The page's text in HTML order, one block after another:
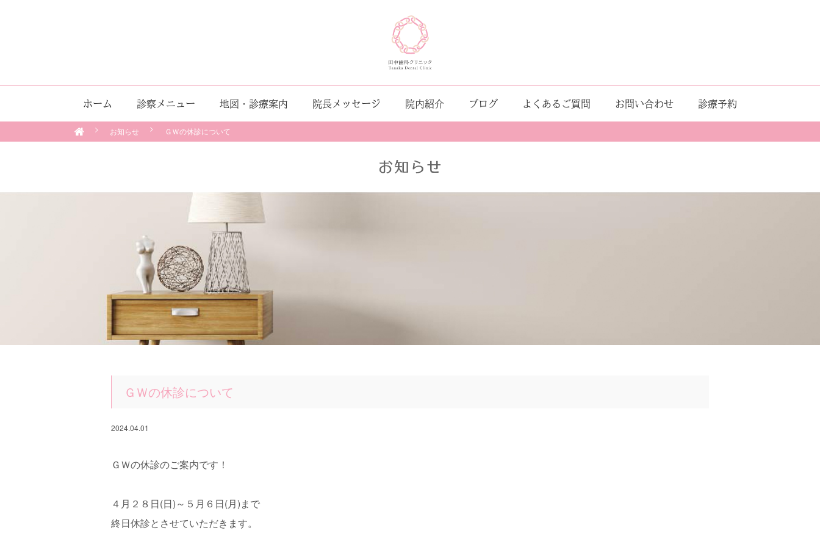
ホーム 診察メニュー 地図・診療案内 院長メッセージ 院内紹介 ブログ よくあるご質問 お問い合わせ 診療予約
お知らせ ＧＷの休診について
ＧＷの休診について
2024.04.01
ＧＷの休診のご案内です！
４月２８日(日)～５月６日(月)まで
終日休診とさせていただきます。